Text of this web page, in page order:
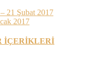
21 Şubat 2017
2017
İÇERİKLERİ